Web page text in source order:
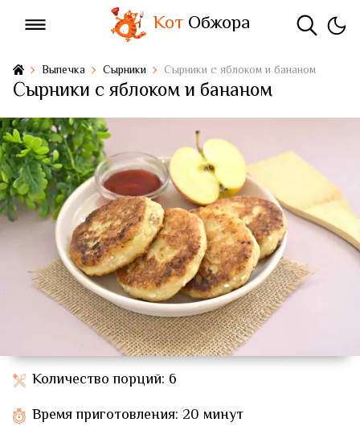
КотОбжора
Выпечка Сырники Сырники с яблоком и бананом
Сырники с яблоком и бананом
Количество порций: 6
Время приготовления: 20 минут